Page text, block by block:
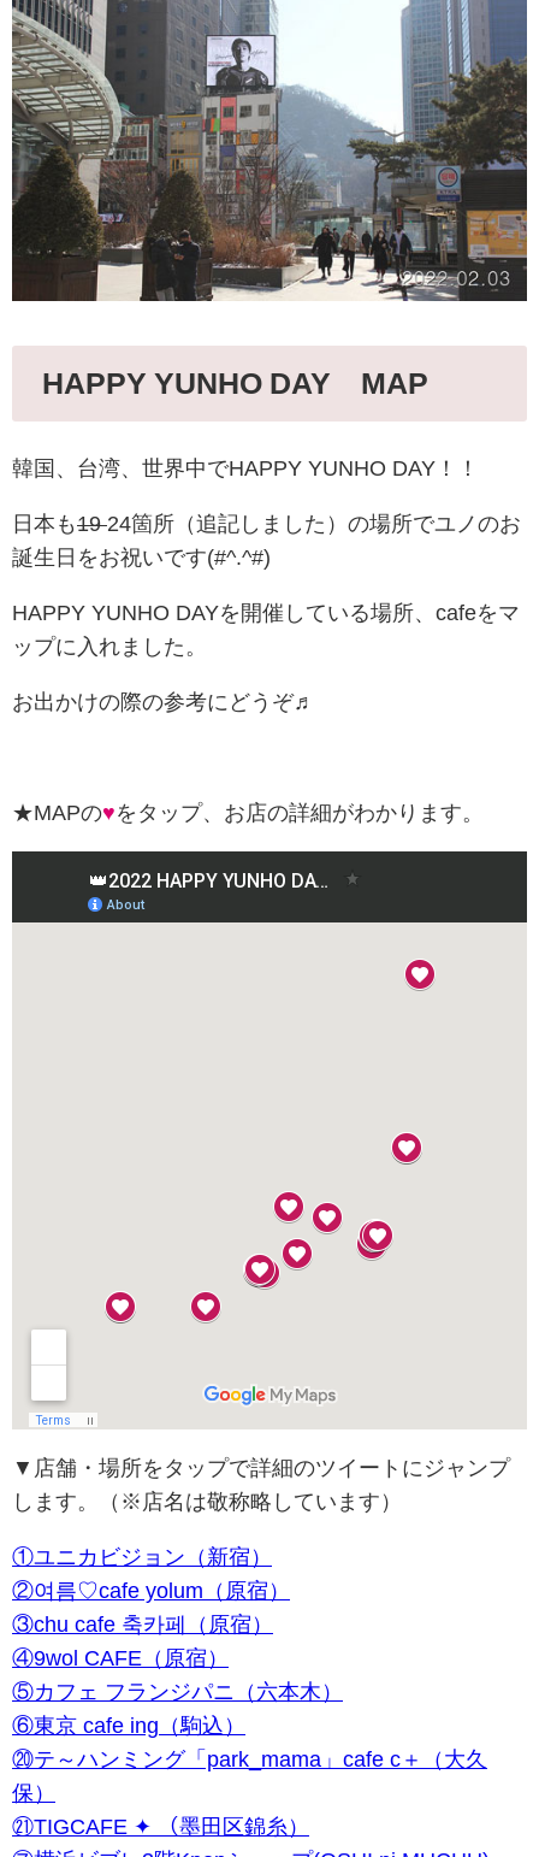
HAPPY YUNHO DAY MAP
韓国、台湾、世界中でHAPPY YUNHO DAY！！
日本も1924箇所（追記しました）の場所でユノのお
誕生日をお祝いです(#^.^#)
HAPPY YUNHO DAYを開催している場所、cafeをマ
ップに入れました。
お出かけの際の参考にどうぞ♬
★MAPの♥をタップ、お店の詳細がわかります。
▼店舗・場所をタップで詳細のツイートにジャンプ
します。（※店名は敬称略しています）
①ユニカビジョン（新宿）
②여름♡cafe yolum（原宿）
③chu cafe 축카페（原宿）
④9wol CAFE（原宿）
⑤カフェ フランジパニ（六本木）
⑥東京 cafe ing（駒込）
⑳テ～ハンミング「park_mama」cafe c＋（大久
保）
㉑TIGCAFE ✦ （墨田区錦糸）